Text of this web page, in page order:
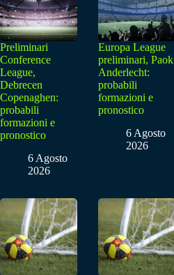
Preliminari
Conference
League,
Debrecen
Copenaghen:
probabili
formazioni e
pronostico
6 Agosto
2026
Europa League
preliminari, Paok
Anderlecht:
probabili
formazioni e
pronostico
6 Agosto
2026